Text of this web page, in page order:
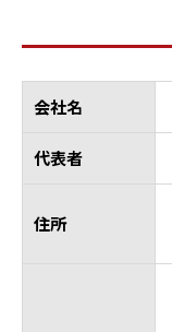
会社名
代表者
住所